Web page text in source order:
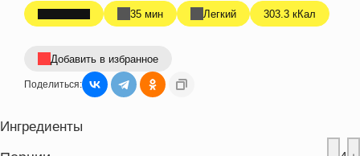
35 мин Легкий 303.3 кКал
Добавить в избранное
Поделиться:
Ингредиенты